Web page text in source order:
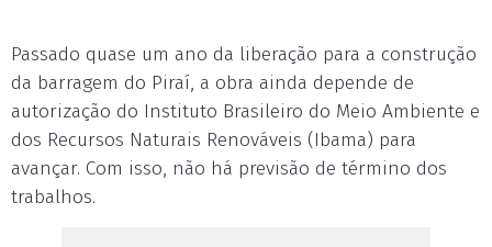
Passado quase um ano da liberação para a construção
da barragem do Piraí, a obra ainda depende de
autorização do Instituto Brasileiro do Meio Ambiente e
dos Recursos Naturais Renováveis (Ibama) para
avançar. Com isso, não há previsão de término dos
trabalhos.